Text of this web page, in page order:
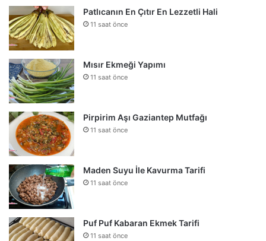
Patlıcanın En Çıtır En Lezzetli Hali
11 saat önce
Mısır Ekmeği Yapımı
11 saat önce
Pirpirim Aşı Gaziantep Mutfağı
11 saat önce
Maden Suyu İle Kavurma Tarifi
11 saat önce
Puf Puf Kabaran Ekmek Tarifi
11 saat önce